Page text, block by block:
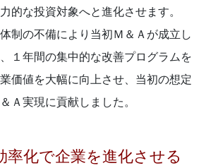
的な投資対象へと進化させます。
制の不備により当初Ｍ＆Ａが成立し
１年間の集中的な改善プログラムを
価値を大幅に向上させ、当初の想定
Ａ実現に貢献しました。
率化で企業を進化させる